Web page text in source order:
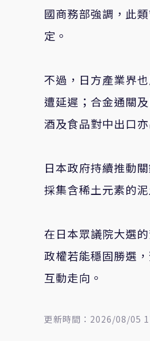
國商務部強調，此
定。
不過，日方產業界
遭延遲；合金通關
酒及食品對中出口
日本政府持續推動
採集含稀土元素的
在日本眾議院大選
政權若能穩固勝選
互動走向。
更新時間：2026/08/05